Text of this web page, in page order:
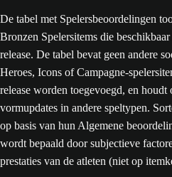
De tabel met Spelersbeoordelingen
Bronzen Spelersitems die
release. De tabel bevat geen andere
Heroes, Icons of Campagne-
release worden toegevoegd, en
vormupdates in andere speltypen.
op basis van hun Algemene
wordt bepaald door subjectieve
prestaties van de atleten (niet op